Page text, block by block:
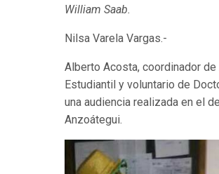
William Saab.
Nilsa Varela Vargas.-
Alberto Acosta, coordinador
Estudiantil y voluntario de
una audiencia realizada en el
Anzoátegui.